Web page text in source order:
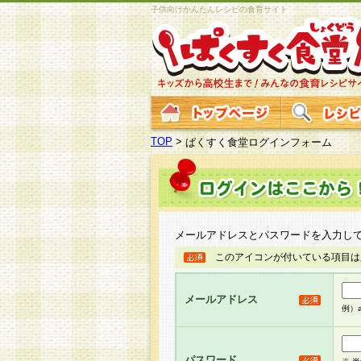
子供向けかんたんレシピの食育サイト
TOP >ぱくすく食堂ログインフォーム
メールアドレスとパスワードを入力し
このアイコンが付いている項目
メールアドレス
例）